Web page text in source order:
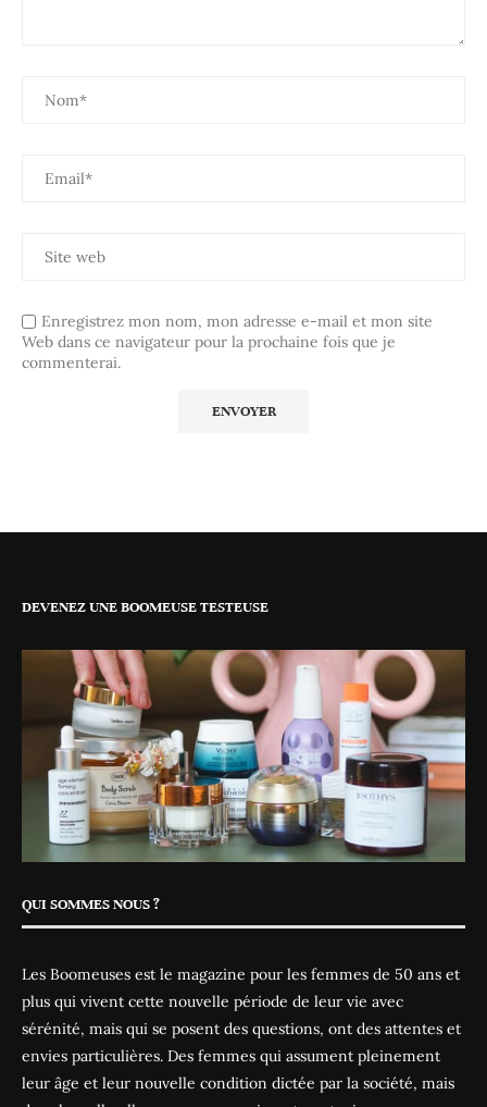
Enregistrez mon nom, mon adresse e-mail et mon site
Web dans ce navigateur pour la prochaine fois que je
commenterai.
DEVENEZ UNE BOOMEUSE TESTEUSE
QUI SOMMES NOUS ?
Les Boomeuses est le magazine pour les femmes de 50 ans et
plus qui vivent cette nouvelle période de leur vie avec
sérénité, mais qui se posent des questions, ont des attentes et
envies particulières. Des femmes qui assument pleinement
leur âge et leur nouvelle condition dictée par la société, mais